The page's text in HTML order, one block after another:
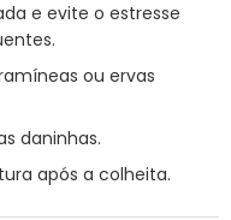
e evite o estresse
ou ervas
daninhas.
após a colheita.